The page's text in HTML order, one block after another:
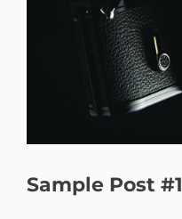
Sample Post #1